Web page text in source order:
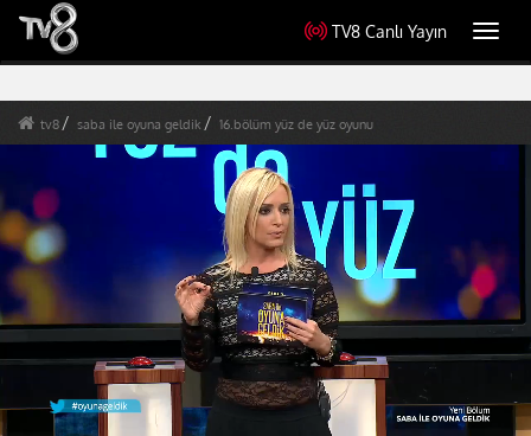
TV8 Canlı Yayın
tv8 saba ile oyuna geldik 16.bölüm yüz de yüz oyunu